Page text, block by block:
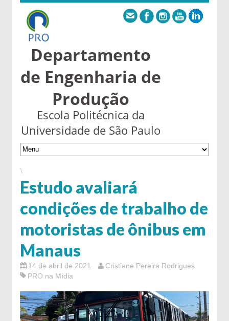
Departamento
de Engenharia de
Produção
Escola Politécnica da
Universidade de São Paulo
\
Estudo avaliará
condições de trabalho de
motoristas de ônibus em
Manaus
14 de abril de 2021
Cristiane Pereira Rodrigues
PRO na Mídia